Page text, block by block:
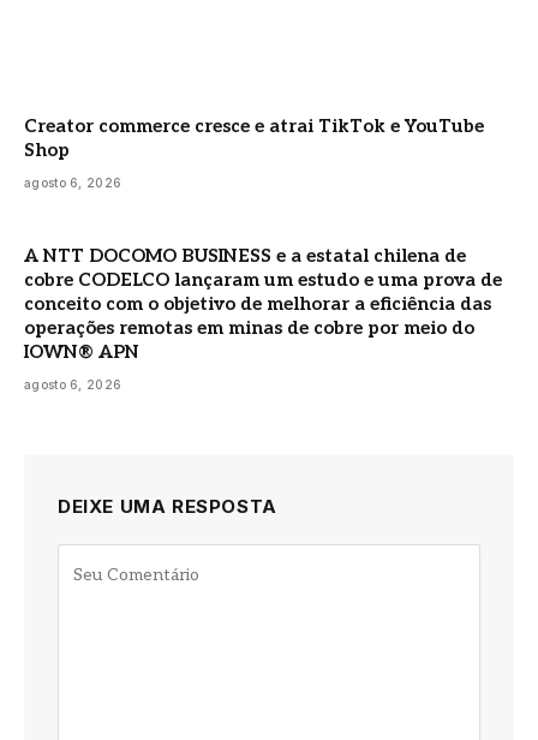
Creator commerce cresce e atrai TikTok e YouTube
Shop
agosto 6, 2026
A NTT DOCOMO BUSINESS e a estatal chilena de
cobre CODELCO lançaram um estudo e uma prova de
conceito com o objetivo de melhorar a eficiência das
operações remotas em minas de cobre por meio do
IOWN® APN
agosto 6, 2026
DEIXE UMA RESPOSTA